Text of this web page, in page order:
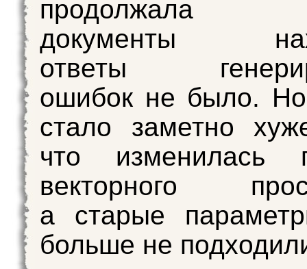
продолжала
документы
ответы
ошибок не было. Но
стало заметно
что изменилась
векторного
а старые
больше не